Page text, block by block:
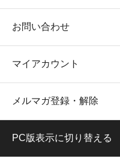
お問い合わせ
マイアカウント
メルマガ登録・解除
PC版表示に切り替える